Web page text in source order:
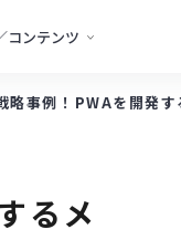
コンテンツ
略事例！PWAを開発す
るメ